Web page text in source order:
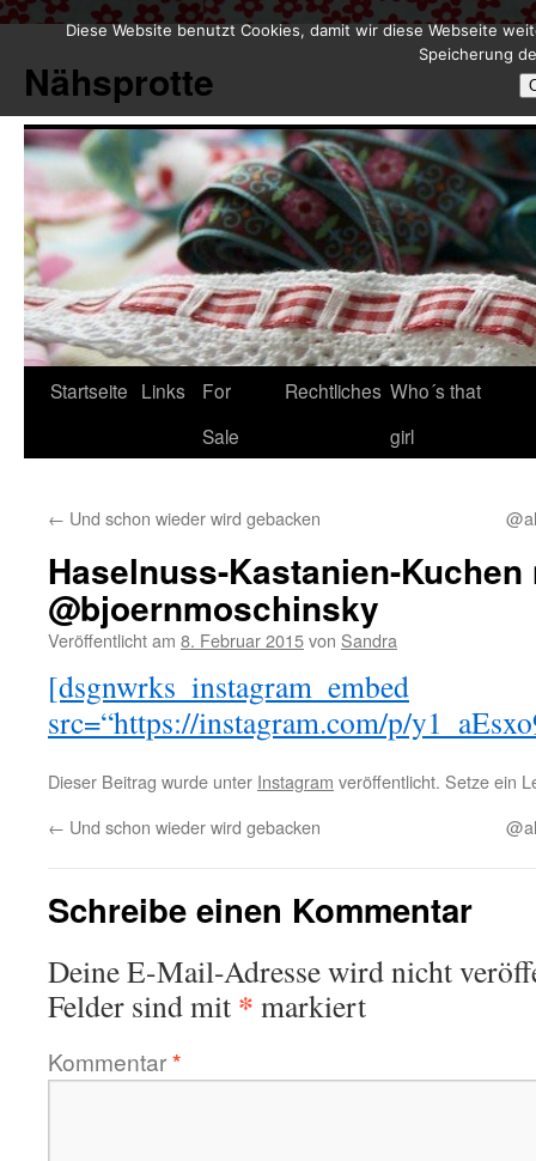
springen
Nähsprotte
Startseite Links
For
Sale
Rechtliches Who´s that
girl
← Und schon wieder wird gebacken
Haselnuss-Kastanien-Kuchen
@bjoernmoschinsky
Veröffentlicht am 8. Februar 2015von Sandra
[dsgnwrks_instagram_embed
src=“https://instagram.com/p/
Dieser Beitrag wurde unter Instagram veröffentlicht. Setze ein
← Und schon wieder wird gebacken
Schreibe einen Kommentar
Deine E-Mail-Adresse wird nicht
Felder sind mit * markiert
Kommentar*
Diese Website benutzt Cookies, damit wir diese Webseite
Speicherung